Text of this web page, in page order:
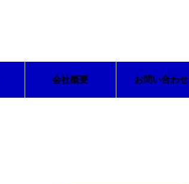
会社概要 お問い合わせ